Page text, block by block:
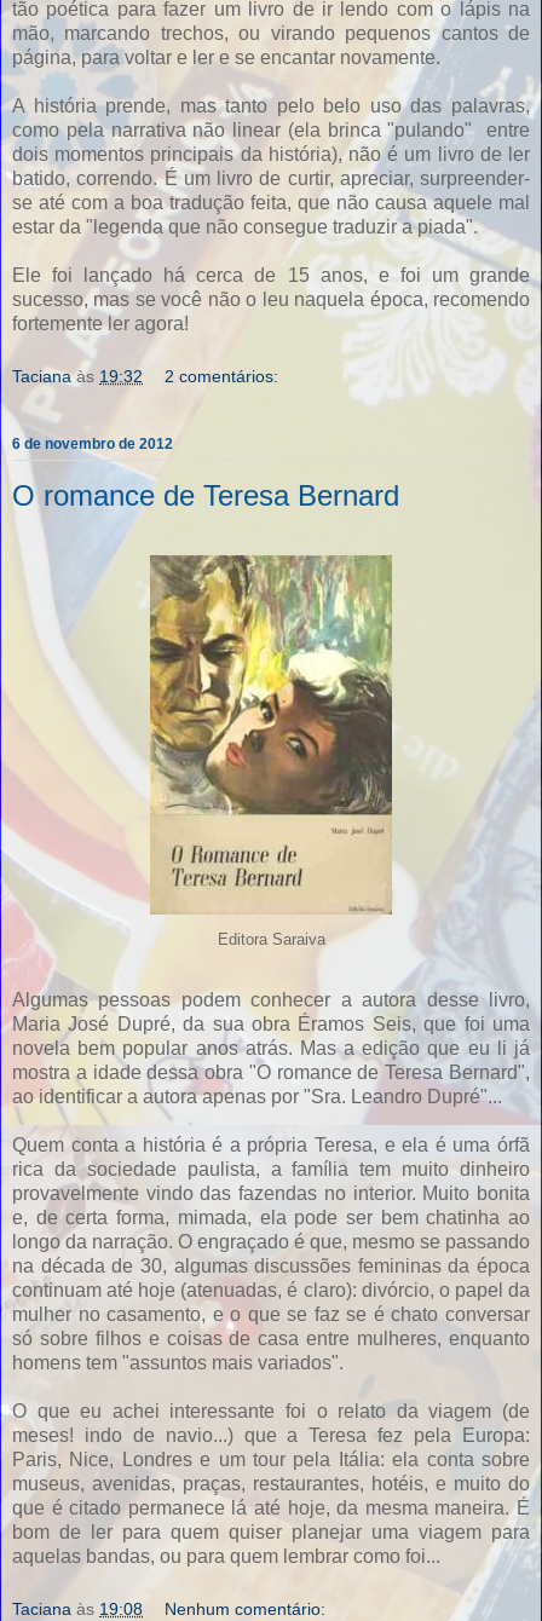
tão poética para fazer um livro de ir lendo com o lápis na
mão, marcando trechos, ou virando pequenos cantos de
página, para voltar e ler e se encantar novamente.
A história prende, mas tanto pelo belo uso das palavras,
como pela narrativa não linear (ela brinca "pulando" entre
dois momentos principais da história), não é um livro de ler
batido, correndo. É um livro de curtir, apreciar, surpreender-
se até com a boa tradução feita, que não causa aquele mal
estar da "legenda que não consegue traduzir a piada".
Ele foi lançado há cerca de 15 anos, e foi um grande
sucesso, mas se você não o leu naquela época, recomendo
fortemente ler agora!
Taciana às 19:32 2 comentários:
6 de novembro de 2012
O romance de Teresa Bernard
Editora Saraiva
Algumas pessoas podem conhecer a autora desse livro,
Maria José Dupré, da sua obra Éramos Seis, que foi uma
novela bem popular anos atrás. Mas a edição que eu li já
mostra a idade dessa obra "O romance de Teresa Bernard",
ao identificar a autora apenas por "Sra. Leandro Dupré"...
Quem conta a história é a própria Teresa, e ela é uma órfã
rica da sociedade paulista, a família tem muito dinheiro
provavelmente vindo das fazendas no interior. Muito bonita
e, de certa forma, mimada, ela pode ser bem chatinha ao
longo da narração. O engraçado é que, mesmo se passando
na década de 30, algumas discussões femininas da época
continuam até hoje (atenuadas, é claro): divórcio, o papel da
mulher no casamento, e o que se faz se é chato conversar
só sobre filhos e coisas de casa entre mulheres, enquanto
homens tem "assuntos mais variados".
O que eu achei interessante foi o relato da viagem (de
meses! indo de navio...) que a Teresa fez pela Europa:
Paris, Nice, Londres e um tour pela Itália: ela conta sobre
museus, avenidas, praças, restaurantes, hotéis, e muito do
que é citado permanece lá até hoje, da mesma maneira. É
bom de ler para quem quiser planejar uma viagem para
aquelas bandas, ou para quem lembrar como foi...
Taciana às 19:08 Nenhum comentário: